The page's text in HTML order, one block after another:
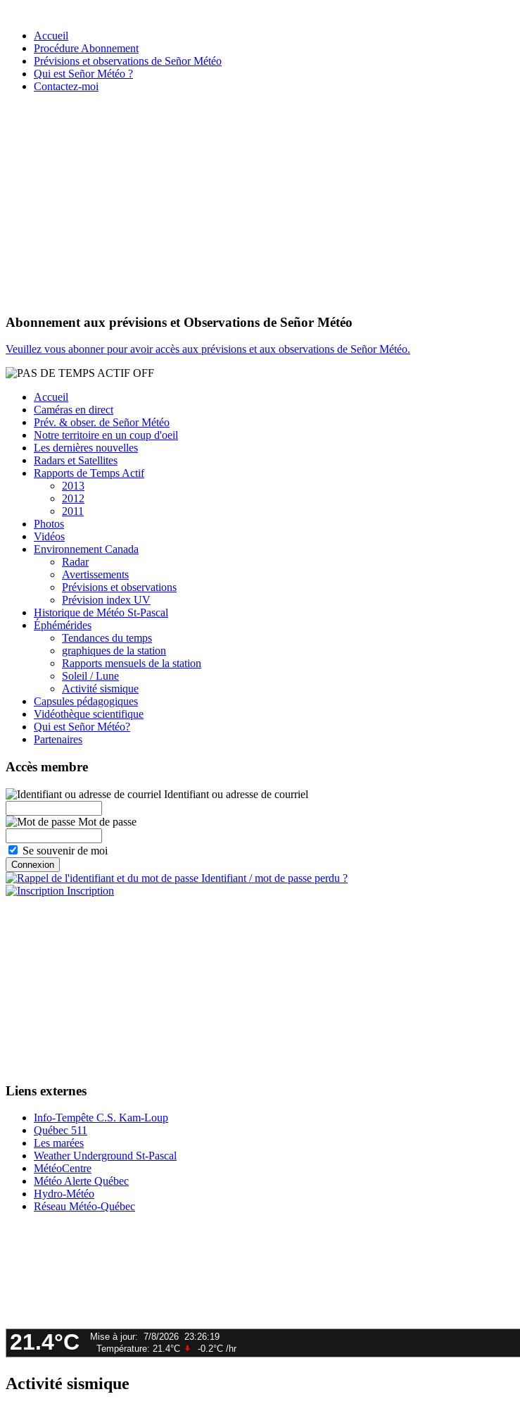
Accueil
Procédure Abonnement
Prévisions et observations de Señor Météo
Qui est Señor Météo ?
Contactez-moi
Abonnement aux prévisions et Observations de Señor Météo
Veuillez vous abonner pour avoir accès aux prévisions et aux observations de Señor Météo.
Accueil
Caméras en direct
Prév. & obser. de Señor Météo
Notre territoire en un coup d'oeil
Les dernières nouvelles
Radars et Satellites
Rapports de Temps Actif
2013
2012
2011
Photos
Vidéos
Environnement Canada
Radar
Avertissements
Prévisions et observations
Prévision index UV
Historique de Météo St-Pascal
Éphémérides
Tendances du temps
graphiques de la station
Rapports mensuels de la station
Soleil / Lune
Activité sismique
Capsules pédagogiques
Vidéothèque scientifique
Qui est Señor Météo?
Partenaires
Accès membre
Identifiant ou adresse de courriel
Mot de passe
Se souvenir de moi
Identifiant / mot de passe perdu ?
Inscription
Liens externes
Info-Tempête C.S. Kam-Loup
Québec 511
Les marées
Weather Underground St-Pascal
MétéoCentre
Météo Alerte Québec
Hydro-Météo
Réseau Météo-Québec
Activité sismique